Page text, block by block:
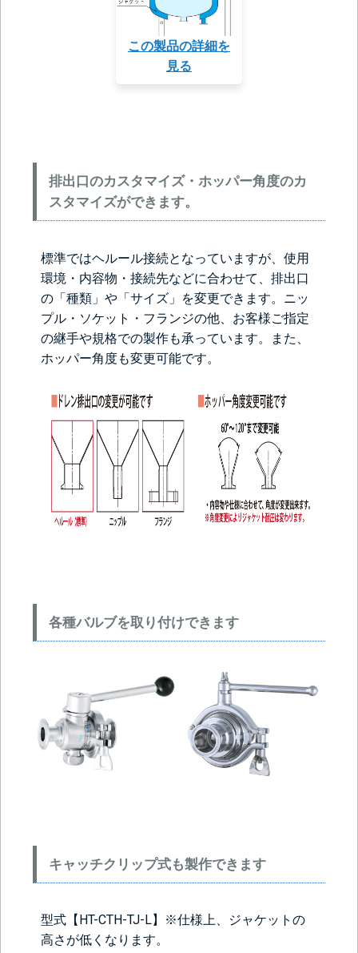
この製品の詳細を
見る
排出口のカスタマイズ・ホッパー角度のカ
スタマイズができます。
標準ではヘルール接続となっていますが、使用
環境・内容物・接続先などに合わせて、排出口
の「種類」や「サイズ」を変更できます。ニッ
プル・ソケット・フランジの他、お客様ご指定
の継手や規格での製作も承っています。また、
ホッパー角度も変更可能です。
各種バルブを取り付けできます
キャッチクリップ式も製作できます
型式【HT-CTH-TJ-L】※仕様上、ジャケットの
高さが低くなります。